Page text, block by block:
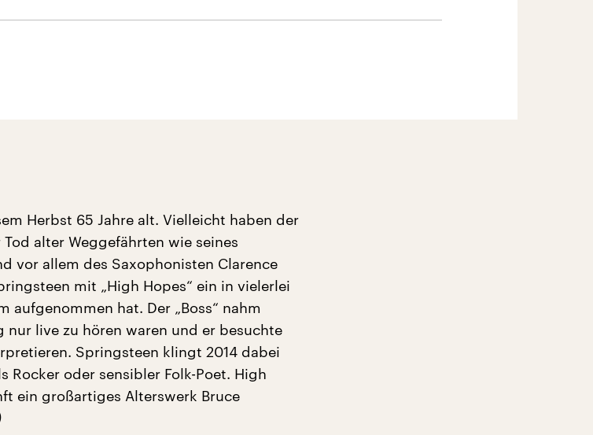
Herbst 65 Jahre alt. Vielleicht haben der
alter Weggefährten wie seines
vor allem des Saxophonisten Clarence
mit „High Hopes“ ein in vielerlei
aufgenommen hat. Der „Boss“ nahm
nur live zu hören waren und er besuchte
Springsteen klingt 2014 dabei
Rocker oder sensibler Folk-Poet. High
ein großartiges Alterswerk Bruce